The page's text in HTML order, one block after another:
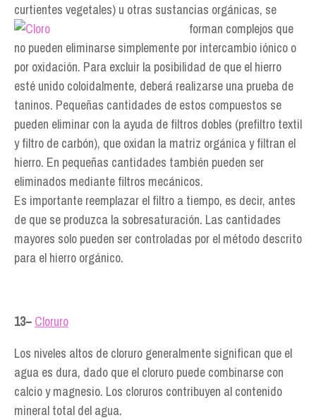
curtientes vegetales) u otras sustancias orgánicas, se
forman complejos que
no pueden eliminarse simplemente por intercambio iónico o
por oxidación. Para excluir la posibilidad de que el hierro
esté unido coloidalmente, deberá realizarse una prueba de
taninos. Pequeñas cantidades de estos compuestos se
pueden eliminar con la ayuda de filtros dobles (prefiltro textil
y filtro de carbón), que oxidan la matriz orgánica y filtran el
hierro. En pequeñas cantidades también pueden ser
eliminados mediante filtros mecánicos.
Es importante reemplazar el filtro a tiempo, es decir, antes
de que se produzca la sobresaturación. Las cantidades
mayores solo pueden ser controladas por el método descrito
para el hierro orgánico.
13− Cloruro
Los niveles altos de cloruro generalmente significan que el
agua es dura, dado que el cloruro puede combinarse con
calcio y magnesio. Los cloruros contribuyen al contenido
mineral total del agua.